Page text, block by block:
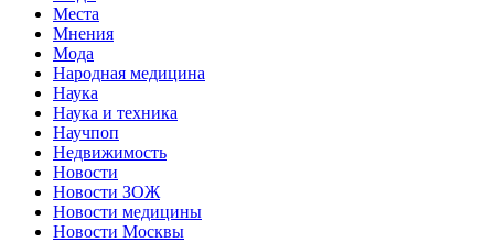
Места
Мнения
Мода
Народная медицина
Наука
Наука и техника
Научпоп
Недвижимость
Новости
Новости ЗОЖ
Новости медицины
Новости Москвы